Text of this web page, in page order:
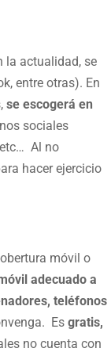
la actualidad, se
entre otras). En
se escogerá en
sociales
Al no
hacer ejercicio
móvil o
adecuado a
teléfonos
Esgratis,
no cuenta con